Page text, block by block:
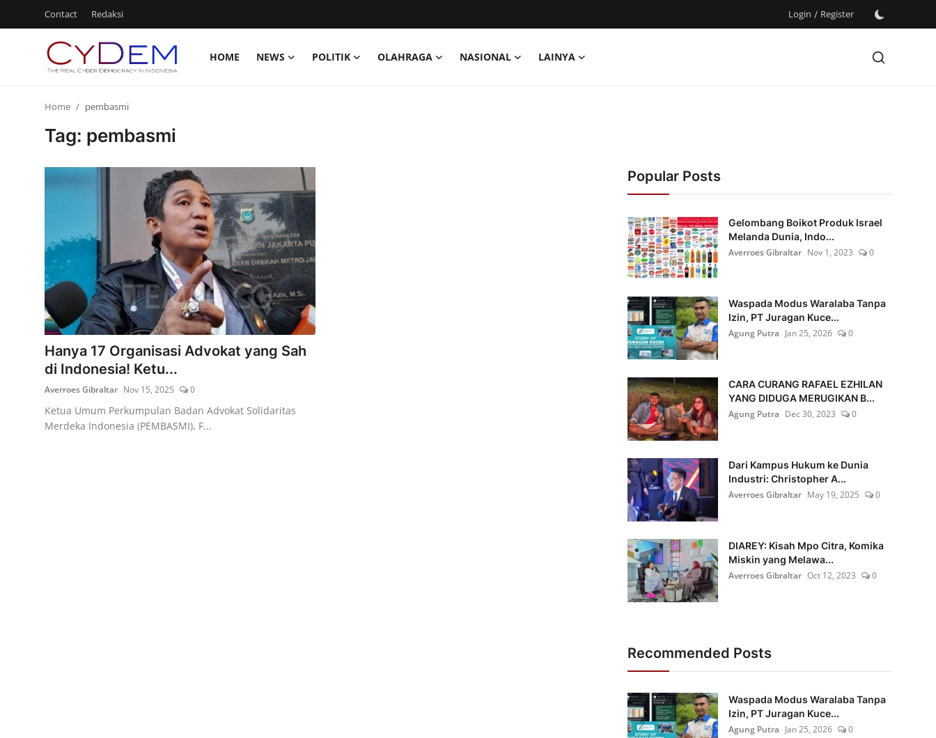
Contact Redaksi Login / Register
HOME NEWS POLITIK OLAHRAGA NASIONAL
LAINYA
Login
Register
Olahraga
Nasional
Home pembasmi
Tag: pembasmi
Hanya 17 Organisasi Advokat yang Sah
di Indonesia! Ketu...
Averroes Gibraltar Nov 15, 2025 0
Ketua Umum Perkumpulan Badan Advokat Solidaritas
Merdeka Indonesia (PEMBASMI), F...
Popular Posts
Gelombang Boikot Produk Israel
Melanda Dunia, Indo...
Averroes Gibraltar Nov 1, 2023 0
Waspada Modus Waralaba Tanpa
Izin, PT Juragan Kuce...
Agung Putra Jan 25, 2026 0
CARA CURANG RAFAEL EZHILAN
YANG DIDUGA MERUGIKAN B...
Agung Putra Dec 30, 2023 0
Dari Kampus Hukum ke Dunia
Industri: Christopher A...
Averroes Gibraltar May 19, 2025 0
DIAREY: Kisah Mpo Citra, Komika
Miskin yang Melawa...
Averroes Gibraltar Oct 12, 2023 0
Recommended Posts
Waspada Modus Waralaba Tanpa
Izin, PT Juragan Kuce...
Agung Putra Jan 25, 2026 0